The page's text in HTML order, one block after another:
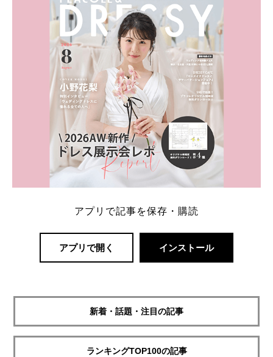
アプリで記事を保存・購読
アプリで開く インストール
新着・話題・注目の記事
ランキングTOP100の記事